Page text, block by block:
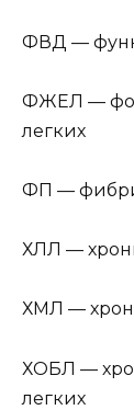
ФВД —
ФЖЕЛ —
легких
ФП —
ХЛЛ —
ХМЛ —
ХОБЛ —
легких